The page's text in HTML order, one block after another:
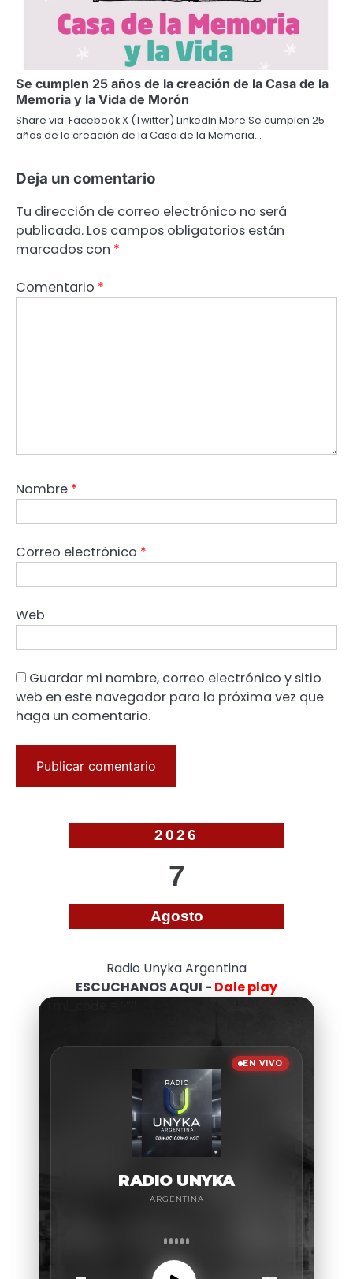
Se cumplen 25 años de la creación de la Casa de la
Memoria y la Vida de Morón
Share via: Facebook X (Twitter) LinkedIn More Se cumplen 25
años de la creación de la Casa de la Memoria…
Deja un comentario
Tu dirección de correo electrónico no será
publicada. Los campos obligatorios están
marcados con *
Comentario *
Nombre *
Correo electrónico *
Web
Guardar mi nombre, correo electrónico y sitio
web en este navegador para la próxima vez que
haga un comentario.
2026
7
Agosto
Radio Unyka Argentina
ESCUCHANOS AQUI - Dale play